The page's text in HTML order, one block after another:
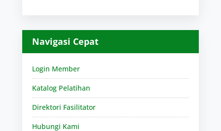
Navigasi Cepat
Login Member
Katalog Pelatihan
Direktori Fasilitator
Hubungi Kami